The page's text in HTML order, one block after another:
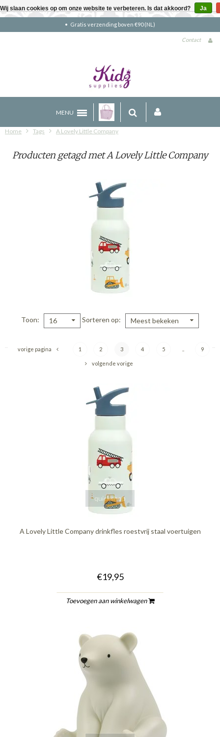
Gratis verzending boven €90 (NL)
Contact
MENU
Home Tags A Lovely Little Company
Producten getagd met A Lovely Little Company
Toon 16 Sorteren op Meest bekeken
vorige pagina 1 2 3 4 5 9
volgende vorige
quickshop
A Lovely Little Company drinkfles roestvrij staal voertuigen
€19,95
Toevoegen aan winkelwagen
Wij slaan cookies op om onze website te verbeteren. Is dat akkoord? Ja